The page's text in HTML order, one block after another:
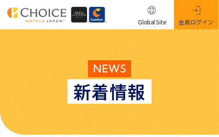
NEWS
新着情報
Global Site 会員ログイン